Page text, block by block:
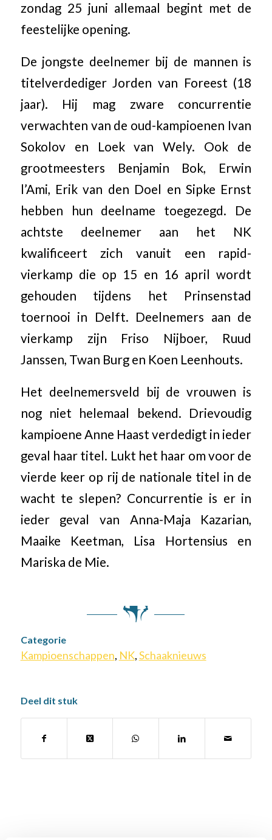
zondag 25 juni allemaal begint met de
feestelijke opening.
De jongste deelnemer bij de mannen is
titelverdediger Jorden van Foreest (18
jaar). Hij mag zware concurrentie
verwachten van de oud-kampioenen Ivan
Sokolov en Loek van Wely. Ook de
grootmeesters Benjamin Bok, Erwin
l’Ami, Erik van den Doel en Sipke Ernst
hebben hun deelname toegezegd. De
achtste deelnemer aan het NK
kwalificeert zich vanuit een rapid-
vierkamp die op 15 en 16 april wordt
gehouden tijdens het Prinsenstad
toernooi in Delft. Deelnemers aan de
vierkamp zijn Friso Nijboer, Ruud
Janssen, Twan Burg en Koen Leenhouts.
Het deelnemersveld bij de vrouwen is
nog niet helemaal bekend. Drievoudig
kampioene Anne Haast verdedigt in ieder
geval haar titel. Lukt het haar om voor de
vierde keer op rij de nationale titel in de
wacht te slepen? Concurrentie is er in
ieder geval van Anna-Maja Kazarian,
Maaike Keetman, Lisa Hortensius en
Mariska de Mie.
Categorie
Kampioenschappen, NK,Schaaknieuws
Deel dit stuk